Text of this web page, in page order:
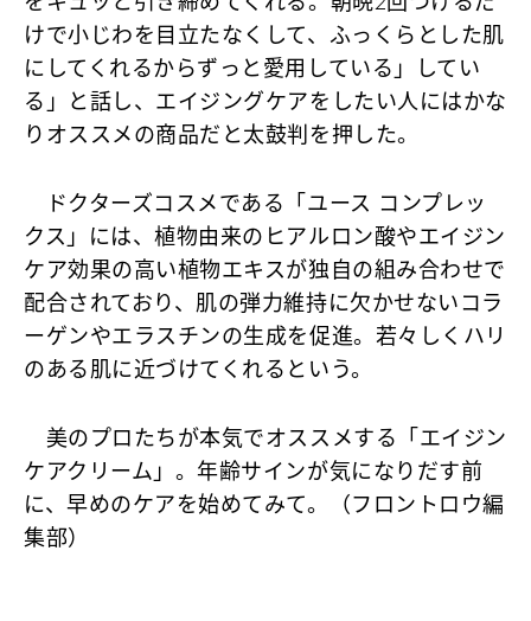
けで小じわを目立たなくして、ふっくらとした肌
にしてくれるからずっと愛用している」してい
る」と話し、エイジングケアをしたい人にはかな
りオススメの商品だと太鼓判を押した。
ドクターズコスメである「ユース コンプレッ
クス」には、植物由来のヒアルロン酸やエイジン
ケア効果の高い植物エキスが独自の組み合わせで
配合されており、肌の弾力維持に欠かせないコラ
ーゲンやエラスチンの生成を促進。若々しくハリ
のある肌に近づけてくれるという。
美のプロたちが本気でオススメする「エイジン
ケアクリーム」。年齢サインが気になりだす前
に、早めのケアを始めてみて。（フロントロウ編
集部）